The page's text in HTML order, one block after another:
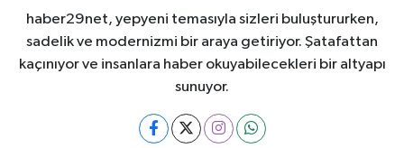
haber29net, yepyeni temasıyla sizleri buluştururken,
sadelik ve modernizmi bir araya getiriyor. Şatafattan
kaçınıyor ve insanlara haber okuyabilecekleri bir altyapı
sunuyor.